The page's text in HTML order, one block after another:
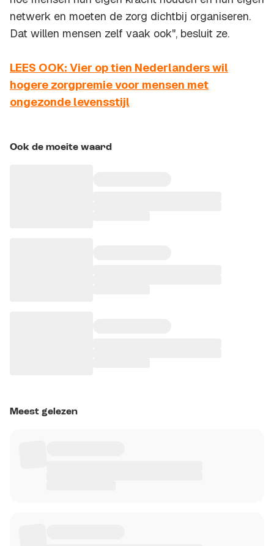
netwerk en moeten de zorg dichtbij organiseren.
Dat willen mensen zelf vaak ook", besluit ze.
LEES OOK: Vier op tien Nederlanders wil
hogere zorgpremie voor mensen met
ongezonde levensstijl
Ook de moeite waard
Meest gelezen